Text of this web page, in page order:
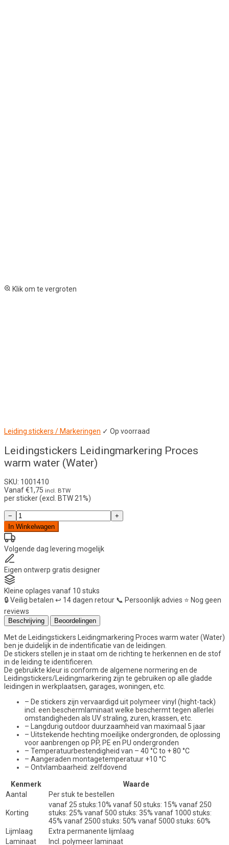
Klik om te vergroten
Leiding stickers / Markeringen ✓ Op voorraad
Leidingstickers Leidingmarkering Proces
warm water (Water)
SKU: 1001410
Vanaf€1,75 incl. BTW
per sticker (excl. BTW 21%)
Leidingstickers
Leidingmarkering
Proces
warm
water
(Water)
aantal
−
+
In Winkelwagen
Volgende dag levering mogelijk
Eigen ontwerp gratis designer
Kleine oplages vanaf 10 stuks
🔒Veilig betalen ↩️ 14 dagen retour 📞 Persoonlijk advies ⭐ Nog geen
reviews
Beschrijving Beoordelingen
Met de Leidingstickers Leidingmarkering Proces warm water (Water)
ben je duidelijk in de indentificatie van de leidingen.
De stickers stellen je in staat om de richting te herkennen en de stof
in de leiding te identificeren.
De gebruikte kleur is conform de algemene normering en de
Leidingstickers/Leidingmarkering zijn te gebruiken op alle gladde
leidingen in werkplaatsen, garages, woningen, etc.
– De stickers zijn vervaardigd uit polymeer vinyl (hight-tack)
incl. een beschermlaminaat welke beschermt tegen allerlei
omstandigheden als UV straling, zuren, krassen, etc.
– Langdurig outdoor duurzaamheid van maximaal 5 jaar
– Uitstekende hechting moeilijke ondergronden, de oplossing
voor aanbrengen op PP, PE en PU ondergronden
– Temperatuurbestendigheid van – 40 °C to + 80 °C
– Aangeraden montagetemperatuur +10 °C
– Ontvlambaarheid: zelfdovend
Kenmerk
Waarde
Aantal
Per stuk te bestellen
Korting
vanaf 25 stuks:10% vanaf 50 stuks: 15% vanaf 250
stuks: 25% vanaf 500 stuks: 35% vanaf 1000 stuks:
45% vanaf 2500 stuks: 50% vanaf 5000 stuks: 60%
Lijmlaag
Extra permanente lijmlaag
Laminaat
Incl. polymeer laminaat